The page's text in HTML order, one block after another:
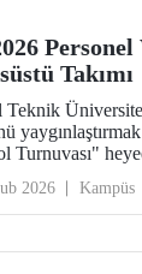
Personel
Takımı
Teknik
Turnuvası"
2026 Kampüs